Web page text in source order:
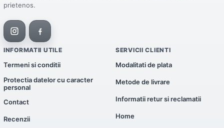
prietenos.
INFORMATII UTILE
Termeni si conditii
Protectia datelor cu caracter
personal
Contact
Recenzii
SERVICII CLIENTI
Modalitati de plata
Metode de livrare
Informatii retur si reclamatii
Home